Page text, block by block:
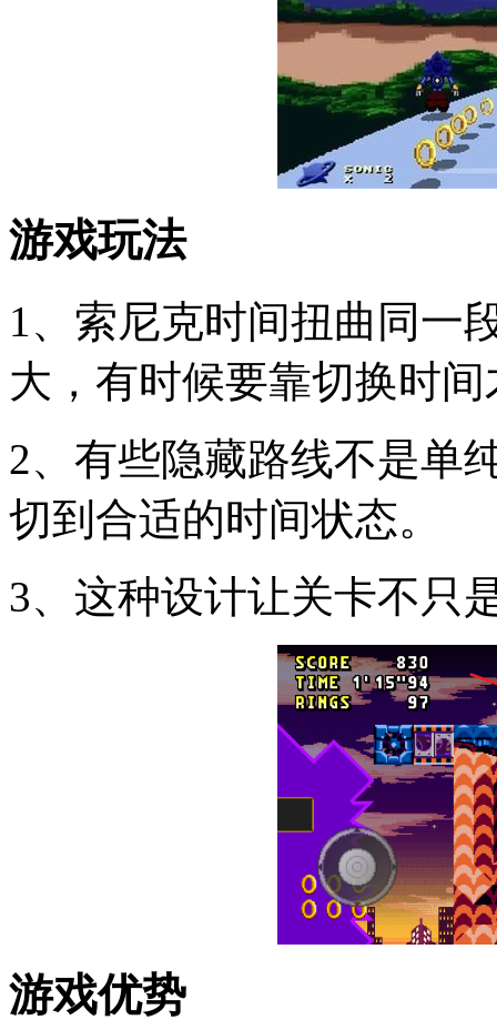
游戏玩法
1、索尼克时间扭曲同一
大，有时候要靠切换时
2、有些隐藏路线不是单
切到合适的时间状态。
3、这种设计让关卡不只
游戏优势